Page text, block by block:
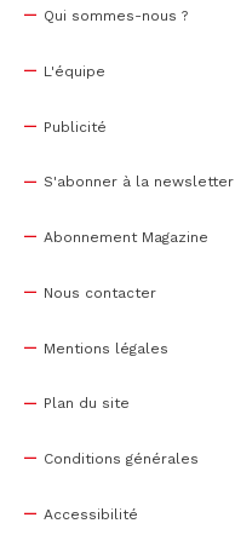
Qui sommes-nous ?
L'équipe
Publicité
S'abonner à la newsletter
Abonnement Magazine
Nous contacter
Mentions légales
Plan du site
Conditions générales
Accessibilité